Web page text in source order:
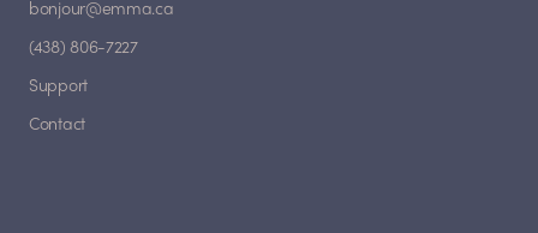
bonjour@emma.ca
(438) 806-7227
Support
Contact